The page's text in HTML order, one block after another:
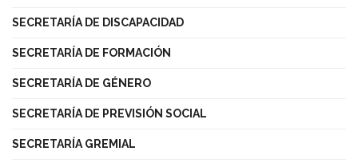
SECRETARÍA DE DISCAPACIDAD
SECRETARÍA DE FORMACIÓN
SECRETARÍA DE GÉNERO
SECRETARÍA DE PREVISIÓN SOCIAL
SECRETARÍA GREMIAL